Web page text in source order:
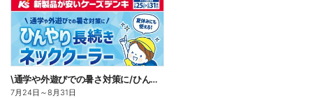
\通学や外遊びでの暑さ対策に/ひんやり長続きネッククーラー
7月24日 ～8月31日